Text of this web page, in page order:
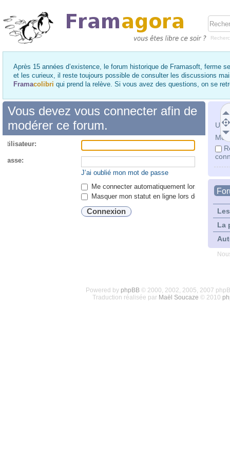
Après 15 années d’existence, le forum historique de Framasoft, ferme
et les curieux, il reste toujours possible de consulter les discussions
Framacolibri qui prend la relève. Si vous avez des questions, on se
Mot
La
Vous devez vous connecter afin de
modérer ce forum.
passe:
J’ai oublié mon mot de passe
Me connecter automatiquement lors de
Masquer mon statut en ligne lors de cette
Powered by phpBB© 2000, 2002, 2005, 2007
Traduction réalisée par Maël Soucaze © 2010